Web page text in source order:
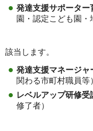
発達支援サポーター
園・認定こども園・
→3日目
該当します。
発達支援マネージャ
関わる市町村職員等
レベルアップ研修受
修了者）